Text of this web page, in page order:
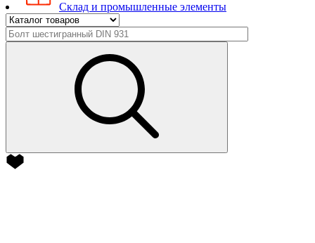
Склад и промышленные элементы